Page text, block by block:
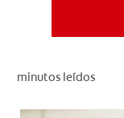
minutos leídos